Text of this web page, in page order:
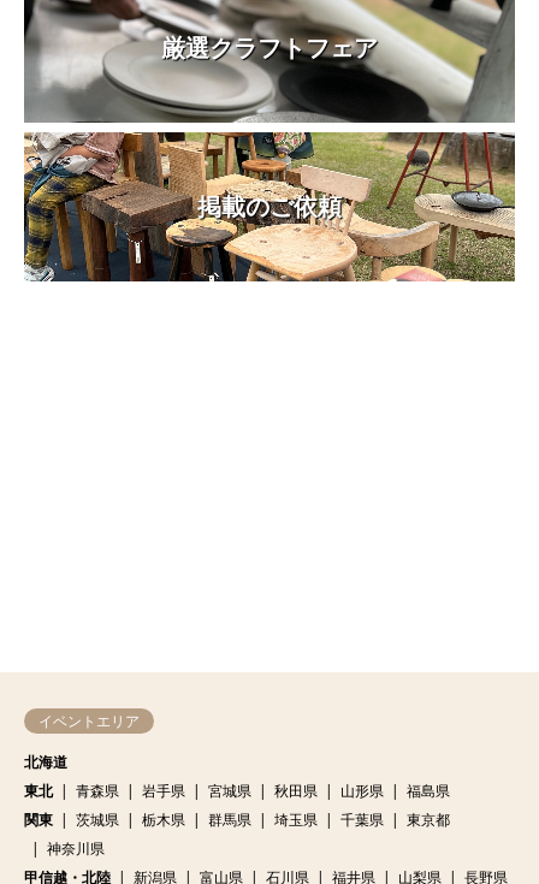
厳選クラフトフェア
掲載のご依頼
イベントエリア
北海道
東北
青森県 岩手県 宮城県 秋田県 山形県
福島県
関東
茨城県 栃木県 群馬県 埼玉県 千葉県
東京都
神奈川県
甲信越・北陸
新潟県 富山県 石川県 福井県 山梨県
長野県